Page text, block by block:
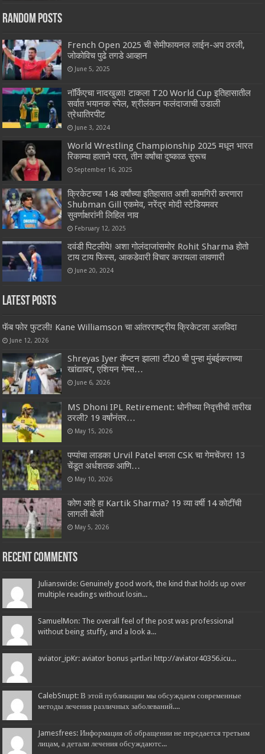
Random Posts
French Open 2025 ची सेमीफायनल लाईन-अप ठरली,
जोकोविच पुढे तगडे आव्हान
June 5, 2025
नॉर्किएचा नादखुळा! टाकला T20 World Cup इतिहासातील
सर्वात भयानक स्पेल, श्रीलंकन फलंदाजाची उडाली
त्रेधातिरपीट
June 3, 2024
World Wrestling Championship 2025 मधून भारत
रिकाम्या हाताने परत, तीन वर्षांचा दुष्काळ सुरूच
September 16, 2025
क्रिकेटच्या 148 वर्षांच्या इतिहासात अशी कामगिरी करणारा
Shubman Gill एकमेव, नरेंद्र मोदी स्टेडियमवर
सुवर्णाक्षरांनी लिहिल नाव
February 12, 2025
दवंडी पिटलीये! अशा गोलंदाजांसमोर Rohit Sharma होतो
टाय टाय फिस्स, आकडेवारी विचार करायला लावणारी
June 20, 2024
Latest Posts
फॅब फोर फुटली! Kane Williamson चा आंतरराष्ट्रीय क्रिकेटला अलविदा
June 12, 2026
Shreyas Iyer कॅप्टन झाला! टी20 ची पुन्हा मुंबईकराच्या
खांद्यावर, एशियन गेम्स…
June 6, 2026
MS Dhoni IPL Retirement: धोनीच्या निवृत्तीची तारीख
ठरली? 19 वर्षांनंतर…
May 15, 2026
पप्पांचा लाडका Urvil Patel बनला CSK चा गेमचेंजर! 13
चेंडूत अर्धशतक आणि…
May 10, 2026
कोण आहे हा Kartik Sharma? 19 व्या वर्षी 14 कोटींची
लागली बोली
May 5, 2026
Recent Comments
Julianswide: Genuinely good work, the kind that holds up over
multiple readings without losin...
SamuelMon: The overall feel of the post was professional
without being stuffy, and a look a...
aviator_ipKr: aviator bonus şərtləri http://aviator40356.icu...
CalebSnupt: В этой публикации мы обсуждаем современные
методы лечения различных заболеваний....
Jamesfrees: Информация об обращении не передается третьим
лицам, а детали лечения обсуждаютс...